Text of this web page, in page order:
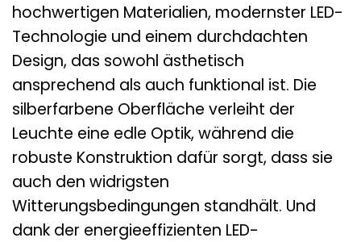
hochwertigen Materialien, modernster LED-
Technologie und einem durchdachten
Design, das sowohl ästhetisch
ansprechend als auch funktional ist. Die
silberfarbene Oberfläche verleiht der
Leuchte eine edle Optik, während die
robuste Konstruktion dafür sorgt, dass sie
auch den widrigsten
Witterungsbedingungen standhält. Und
dank der energieeffizienten LED-